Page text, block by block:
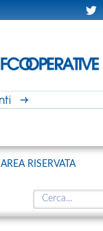
AREA RISERVATA